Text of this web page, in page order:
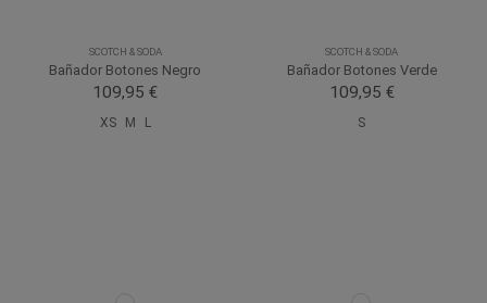
SCOTCH & SODA
Bañador Botones Negro
109,95 €
XS M L
SCOTCH & SODA
Bañador Botones Verde
109,95 €
S